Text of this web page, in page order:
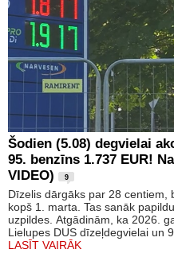
Šodien (5.08) degvielai
95. benzīns 1.737 EUR!
VIDEO)
9
Dīzelis dārgāks par 28 centiem,
kopš 1. marta. Tas sanāk
uzpildes. Atgādinām, ka 2026.
Lielupes DUS dīzeļdegvielai un
LASĪT VAIRĀK